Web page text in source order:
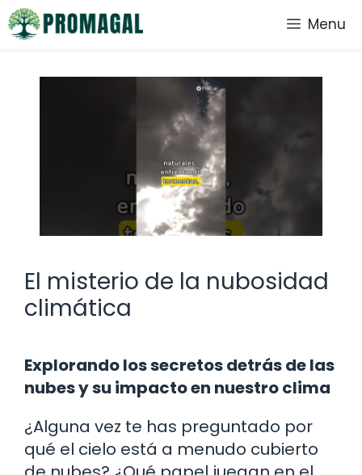
Saltar
al
Menu
El misterio de la nubosidad
climática
Explorando los secretos detrás de las
nubes y su impacto en nuestro clima
¿Alguna vez te has preguntado por
qué el cielo está a menudo cubierto